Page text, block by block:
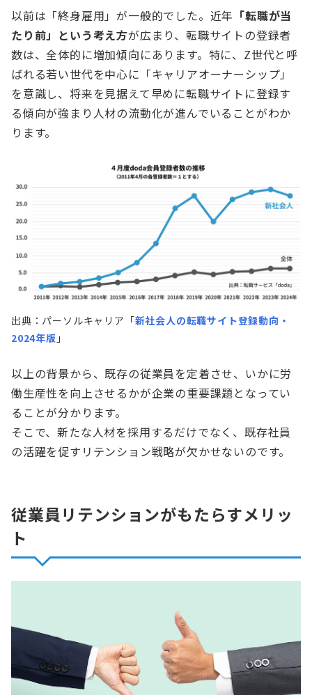
以前は「終身雇用」が一般的でした。近年 「転職が当
たり前」という考え方が広まり、転職サイトの登録者
数は、全体的に増加傾向にあります。特に、Z世代と呼
ばれる若い世代を中心に「キャリアオーナーシップ」
を意識し、将来を見据えて早めに転職サイトに登録す
る傾向が強まり人材の流動化が進んでいることがわか
ります。
出典：パーソルキャリア「新社会人の転職サイト登録動向・
2024年版 」
以上の背景から、既存の従業員を定着させ、いかに労
働生産性を向上させるかが企業の重要課題となってい
ることが分かります。
そこで、新たな人材を採用するだけでなく、既存社員
の活躍を促すリテンション戦略が欠かせないのです。
従業員リテンションがもたらすメリッ
ト